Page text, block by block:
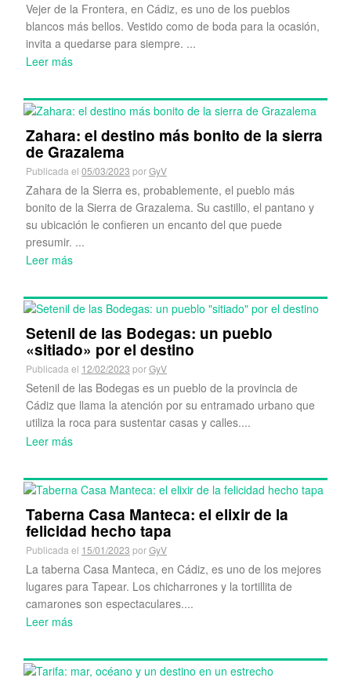
Vejer de la Frontera, en Cádiz, es uno de los pueblos
blancos más bellos. Vestido como de boda para la ocasión,
invita a quedarse para siempre. ...
Leer más
Zahara: el destino más bonito de la sierra
de Grazalema
Publicada el 05/03/2023 porGyV
Zahara de la Sierra es, probablemente, el pueblo más
bonito de la Sierra de Grazalema. Su castillo, el pantano y
su ubicación le confieren un encanto del que puede
presumir. ...
Leer más
Setenil de las Bodegas: un pueblo
«sitiado» por el destino
Publicada el 12/02/2023 porGyV
Setenil de las Bodegas es un pueblo de la provincia de
Cádiz que llama la atención por su entramado urbano que
utiliza la roca para sustentar casas y calles....
Leer más
Taberna Casa Manteca: el elixir de la
felicidad hecho tapa
Publicada el 15/01/2023 porGyV
La taberna Casa Manteca, en Cádiz, es uno de los mejores
lugares para Tapear. Los chicharrones y la tortillita de
camarones son espectaculares....
Leer más